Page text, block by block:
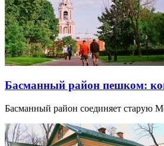
Басманный район пешком:
Басманный район соединяет старую